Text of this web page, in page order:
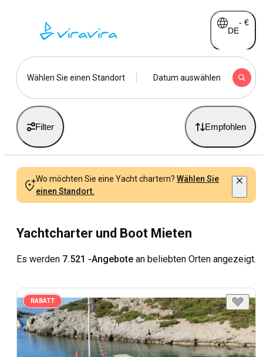
DE
- €
Wählen Sie einen Standort Datum auswählen
Filter Empfohlen
Wo möchten Sie eine Yacht chartern? Wählen Sie
einen Standort.
Yachtcharter und Boot Mieten
Es werden 7.521 -Angebote an beliebten Orten angezeigt.
RABATT